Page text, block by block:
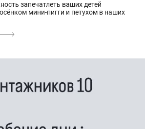
запечатлеть ваших детей
мини-пигги и петухом в наших